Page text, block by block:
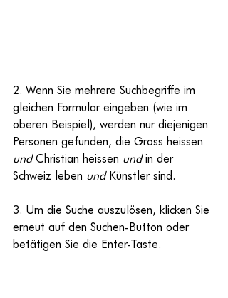
2. Wenn Sie mehrere Suchbegriffe im
gleichen Formular eingeben (wie im
oberen Beispiel), werden nur diejenigen
Personen gefunden, die Gross heissen
und Christian heissen und in der
Schweiz leben und Künstler sind.
3. Um die Suche auszulösen, klicken Sie
erneut auf den Suchen-Button oder
betätigen Sie die Enter-Taste.